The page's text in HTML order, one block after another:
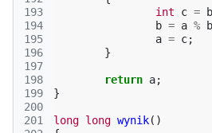
193
194
195
196
197
198
199
200
201
int
c = b
b = a % b
a = c;
}
return a;
}
long long wynik()